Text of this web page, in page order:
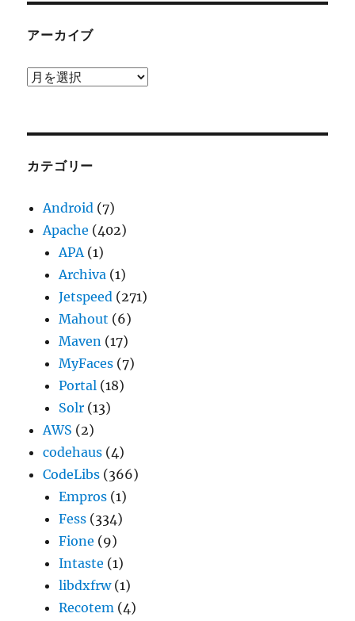
アーカイブ
ア
ブ
カテゴリー
Android (7)
Apache (402)
APA(1)
Archiva (1)
Jetspeed (271)
Mahout (6)
Maven (17)
MyFaces (7)
Portal (18)
Solr (13)
AWS (2)
codehaus (4)
CodeLibs (366)
Empros (1)
Fess (334)
Fione (9)
Intaste (1)
libdxfrw(1)
Recotem (4)